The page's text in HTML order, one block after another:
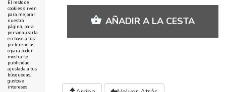
AÑADIR A LA CESTA
El resto de
cookies sirven
para mejorar
nuestra
página, para
personalizarla
en base a tus
preferencias,
o para poder
mostrarte
publicidad
ajustada a tus
búsquedas,
gustos e
intereses